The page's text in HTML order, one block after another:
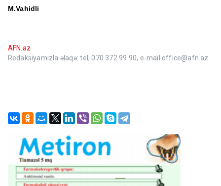
M.Vahidli
AFN.az
Redaksiyamızla əlaqə: tel; 070 372 99 90, e-mail office@afn.az